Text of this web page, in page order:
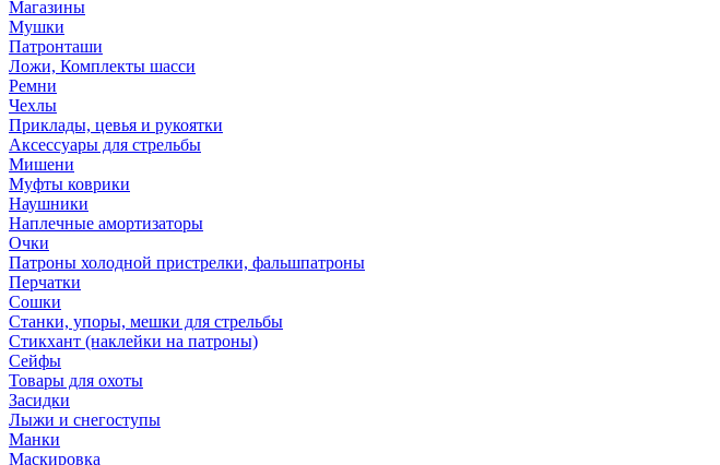
Магазины
Мушки
Патронташи
Ложи, Комплекты шасси
Ремни
Чехлы
Приклады, цевья и рукоятки
Аксессуары для стрельбы
Мишени
Муфты коврики
Наушники
Наплечные амортизаторы
Очки
Патроны холодной пристрелки, фальшпатроны
Перчатки
Сошки
Станки, упоры, мешки для стрельбы
Стикхант (наклейки на патроны)
Сейфы
Товары для охоты
Засидки
Лыжи и снегоступы
Манки
Маскировка